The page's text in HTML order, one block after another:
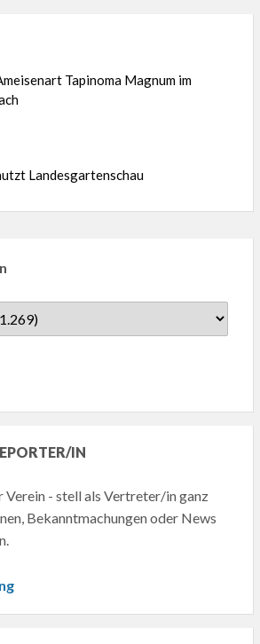
Tapinoma Magnum im
Landesgartenschau
IN
Verein - stell als Vertreter/in ganz
Bekanntmachungen oder News